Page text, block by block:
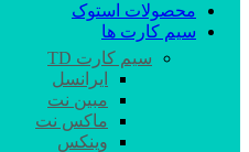
محصولات استوک
سیم کارت ها
سیم کارت TD
ایرانسل
مبین نت
ماکس نت
وینکس